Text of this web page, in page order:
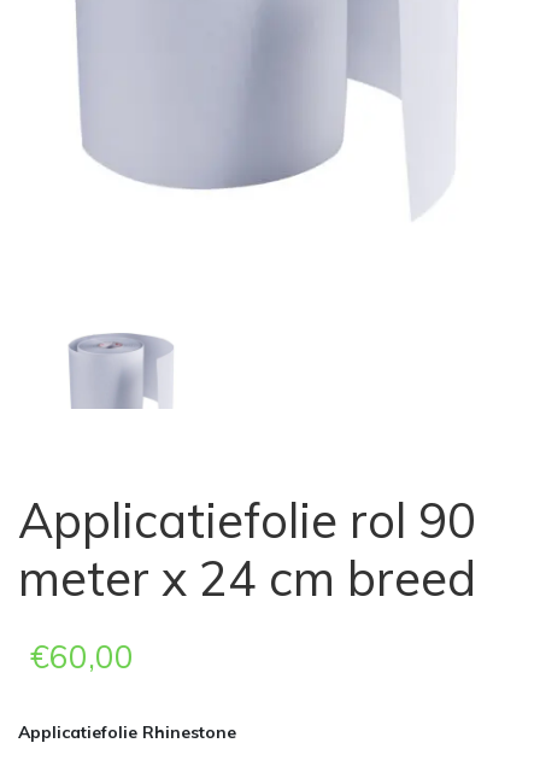
Applicatiefolie rol 90
meter x 24 cm breed
€60,00
Applicatiefolie Rhinestone